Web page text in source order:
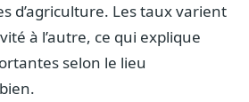
santé, finance, numérique…
du temps
d’agriculture. Les taux varient
à l’autre, ce qui explique
selon le lieu